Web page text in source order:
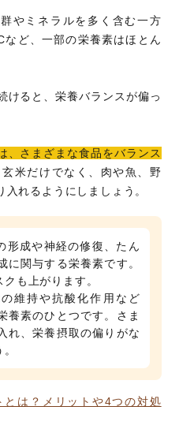
やミネラルを多く含む一方
ど、一部の栄養素はほとん
けると、栄養バランスが偏っ
、さまざまな食品をバランス
玄米だけでなく、肉や魚、野
れるようにしましょう。
形成や神経の修復、たん
に関与する栄養素です。
も上がります。
維持や抗酸化作用など
養素のひとつです。さま
れ、栄養摂取の偏りがな
とは？メリットや4つの対処